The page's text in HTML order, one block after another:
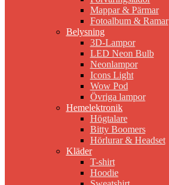
Mappar & Pärmar
Fotoalbum & Ramar
Belysning
3D-Lampor
LED Neon Bulb
Neonlampor
Icons Light
Wow Pod
Övriga lampor
Hemelektronik
Högtalare
Bitty Boomers
Hörlurar & Headset
Kläder
T-shirt
Hoodie